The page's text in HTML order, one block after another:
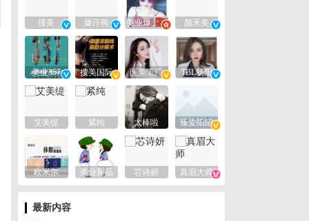
搜美 爆汗熊 美业爆款平台 颜禾美
美业357 搜美国际 医美工厂 TBL杨阳
艾美缇 紧纯 太棒啦 臻爱阳阳
欧米尔 美业新品 芯诗妍 真眉大师
最新内容